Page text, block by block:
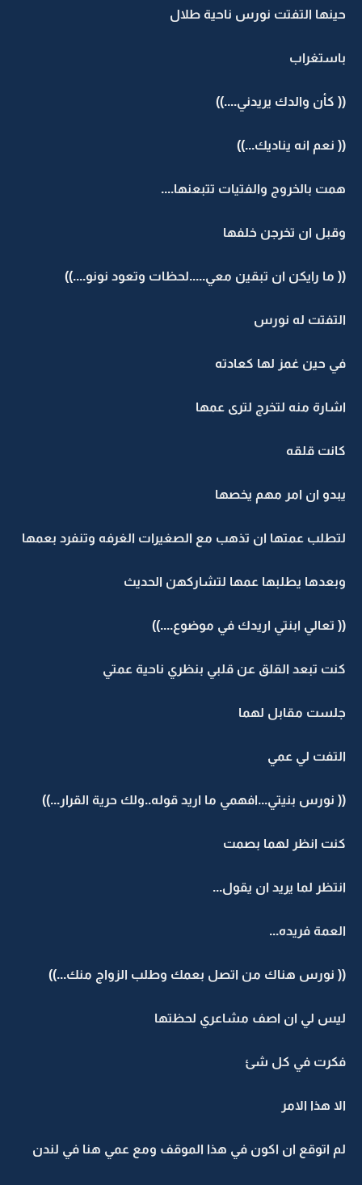
حينها التفتت نورس ناحية طلال
باستغراب
(( كأن والدك يريدني....))
(( نعم انه يناديك...))
همت بالخروج والفتيات تتبعنها....
وقبل ان تخرجن خلفها
(( ما رايكن ان تبقين معي.....لحظات وتعود نونو....))
التفتت له نورس
في حين غمز لها كعادته
اشارة منه لتخرج لترى عمها
كانت قلقه
يبدو ان امر مهم يخصها
لتطلب عمتها ان تذهب مع الصغيرات الغرفه وتنفرد بعمها
وبعدها يطلبها عمها لتشاركهن الحديث
(( تعالي ابنتي اريدك في موضوع....))
كنت تبعد القلق عن قلبي بنظري ناحية عمتي
جلست مقابل لهما
التفت لي عمي
(( نورس بنيتي...افهمي ما اريد قوله..ولك حرية القرار...))
كنت انظر لهما بصمت
انتظر لما يريد ان يقول...
العمة فريده...
(( نورس هناك من اتصل بعمك وطلب الزواج منك...))
ليس لي ان اصف مشاعري لحظتها
فكرت في كل شئ
الا هذا الامر
لم اتوقع ان اكون في هذا الموقف ومع عمي هنا في لندن